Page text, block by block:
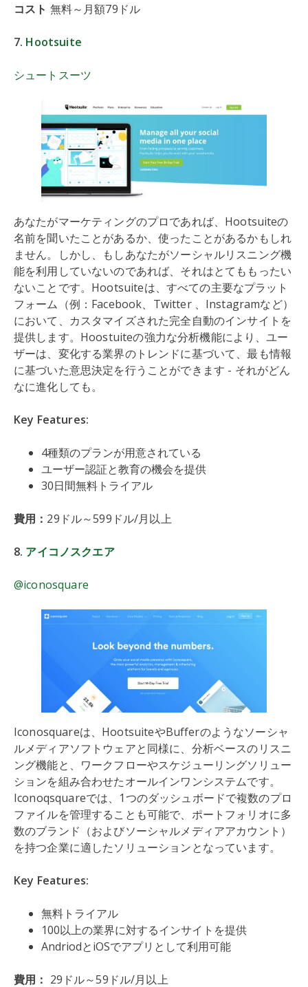
コスト 無料～月額79ドル
7. Hootsuite
シュートスーツ
あなたがマーケティングのプロであれば、Hootsuiteの
名前を聞いたことがあるか、使ったことがあるかもしれ
ません。しかし、もしあなたがソーシャルリスニング機
能を利用していないのであれば、それはとてももったい
ないことです。Hootsuiteは、すべての主要なプラット
フォーム（例：Facebook、Twitter 、Instagramなど）
において、カスタマイズされた完全自動のインサイトを
提供します。Hoostuiteの強力な分析機能により、ユー
ザーは、変化する業界のトレンドに基づいて、最も情報
に基づいた意思決定を行うことができます - それがどん
なに進化しても。
Key Features:
4種類のプランが用意されている
ユーザー認証と教育の機会を提供
30日間無料トライアル
費用： 29ドル～599ドル/月以上
8. アイコノスクエア
@iconosquare
Iconosquareは、HootsuiteやBufferのようなソーシャ
ルメディアソフトウェアと同様に、分析ベースのリスニ
ング機能と、ワークフローやスケジューリングソリュー
ションを組み合わせたオールインワンシステムです。
Iconoqsquareでは、1つのダッシュボードで複数のプロ
ファイルを管理することも可能で、ポートフォリオに多
数のブランド（およびソーシャルメディアアカウント）
を持つ企業に適したソリューションとなっています。
Key Features:
無料トライアル
100以上の業界に対するインサイトを提供
AndriodとiOSでアプリとして利用可能
費用： 29ドル～59ドル/月以上